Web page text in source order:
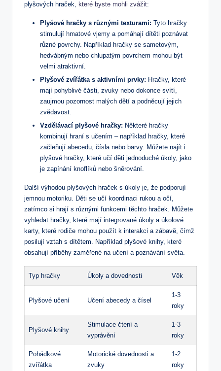
plyšových hraček, které byste mohli zvážit:
Plyšové hračky s různými texturami: Tyto hračky
stimulují hmatové vjemy a pomáhají dítěti poznávat
různé povrchy. Například hračky se sametovým,
hedvábným nebo chlupatým povrchem mohou být
velmi atraktivní.
Plyšové zvířátka s aktivními prvky: Hračky, které⁣
mají ⁣pohyblivé části, ⁤zvuky nebo dokonce‌ svítí,
zaujmou pozornost malých dětí a podněcují jejich
zvědavost.
Vzdělávací plyšové hračky: Některé​ hračky
⁢kombinují hraní s učením – například‍ hračky, ‍které
začleňují abecedu,⁣ čísla ​nebo barvy.⁢ Můžete najít i
⁣plyšové hračky, které učí děti jednoduché úkoly,⁤ jako
je zapínání knoflíků nebo šněrování.
Další ⁢výhodou plyšových hraček s úkoly je, že ‍podporují
jemnou motoriku. Děti se učí koordinaci⁣ rukou a ‍očí, ​
zatímco si ⁢hrají s různými funkcemi‍ těchto hraček. Můžete
‍vyhledat hračky, které mají ⁣integrované úkoly ⁣a úkolové⁢
karty, které rodiče mohou‍ použít k interakci a zábavě, čímž
posilují vztah s dítětem. Například‍ plyšové knihy, které
obsahují příběhy zaměřené na učení a⁢ poznávání světa.
Typ⁤ hračky Úkoly a dovednosti Věk
Plyšové‍ učení Učení abecedy a čísel
1-3
roky
Plyšové‌ knihy
Stimulace čtení a
vyprávění
1-3
roky
Pohádkové
zvířátka
Motorické dovednosti a
zvuky
1-2‌
roky